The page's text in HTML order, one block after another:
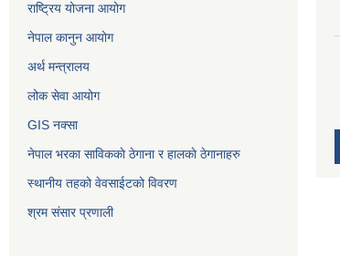
राष्ट्रिय योजना आयोग
नेपाल कानुन आयोग
अर्थ मन्त्रालय
लोक सेवा आयोग
GIS नक्सा
नेपाल भरका साविककाे ठेगाना र हालकाे ठेगानाहरु
स्थानीय तहको वेवसाईटको विवरण
श्रम संसार प्रणाली